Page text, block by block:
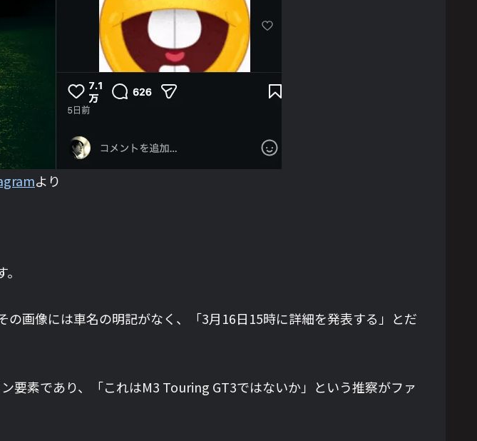
より
画像には車名の明記がなく、「3月16日15時に詳細を発表する」とだ
素であり、「これはM3 Touring GT3ではないか」という推察がファ